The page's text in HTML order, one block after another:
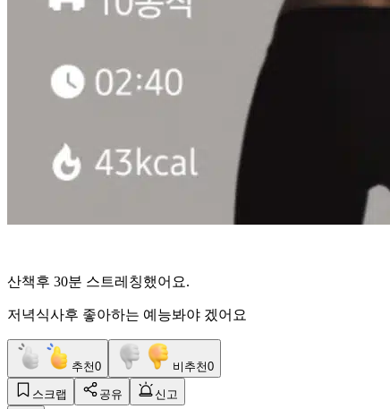
산책후 30분 스트레칭했어요.
저녁식사후 좋아하는 예능봐야 겠어요
추천0 비추천0
스크랩 공유
신고